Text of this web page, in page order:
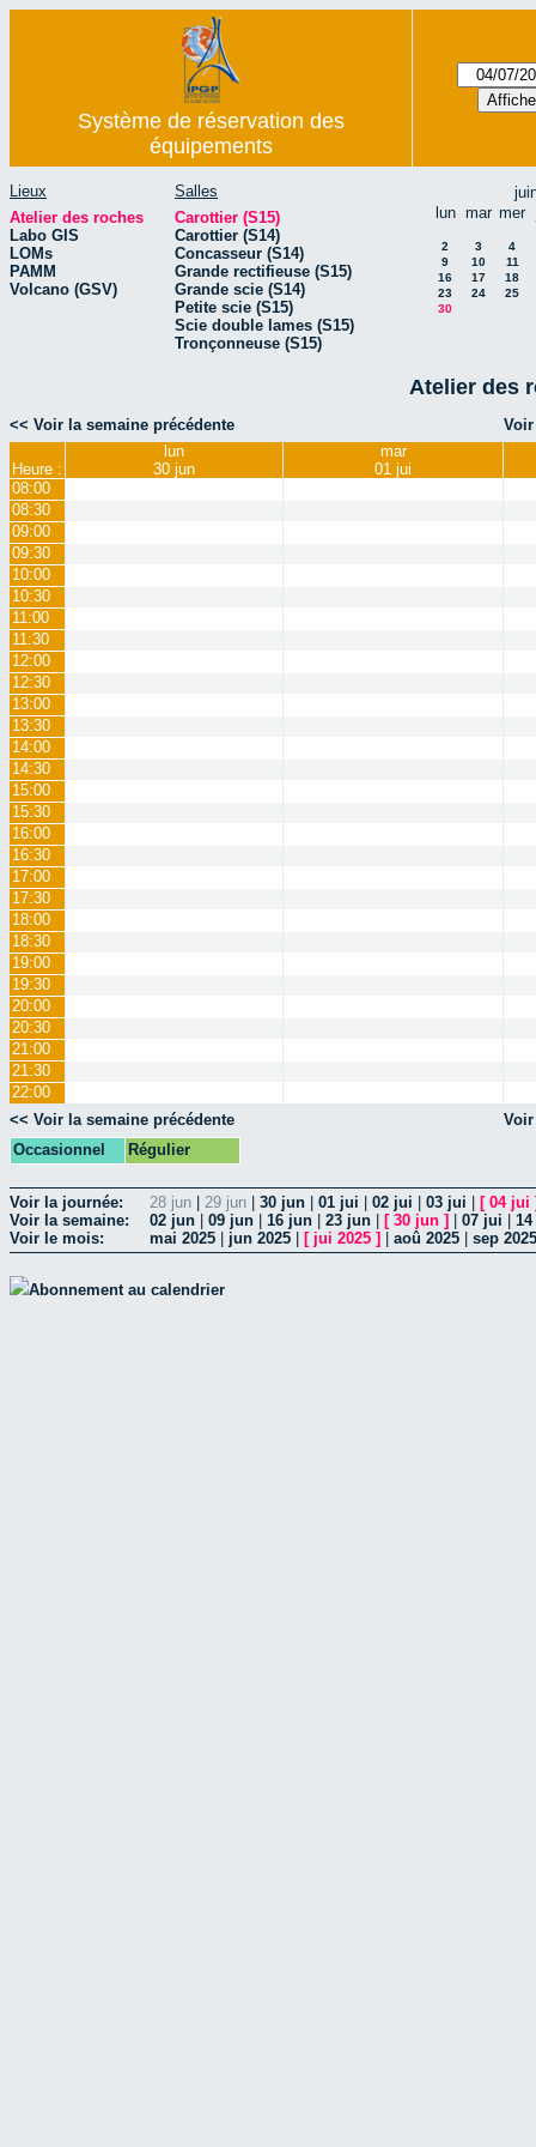
Système de réservation des
équipements
Lieux
Atelier des roches
Labo GIS
LOMs
PAMM
Volcano (GSV)
Salles
Carottier (S15)
Carottier (S14)
Concasseur (S14)
Grande rectifieuse (S15)
Grande scie (S14)
Petite scie (S15)
Scie double lames (S15)
Tronçonneuse (S15)
lun mar mer
2 3
4
9
10
11
16
17
18
23
24
25
30
Atelier des
<< Voir la semaine précédente
Heure :
lun
30 jun
mar
01 jui
08:00
08:30
09:00
09:30
10:00
10:30
11:00
11:30
12:00
12:30
13:00
13:30
14:00
14:30
15:00
15:30
16:00
16:30
17:00
17:30
18:00
18:30
19:00
19:30
20:00
20:30
21:00
21:30
22:00
<< Voir la semaine précédente
Occasionnel
Régulier
Voir la journée: 28 jun 29 jun 30 jun 01 jui 02 jui 03 jui [ 04 jui
Voir la semaine:
02 jun 09 jun 16 jun 23 jun [ 30 jun ] 07 jui
Voir le mois:
mai 2025 jun 2025 [ jui 2025 ] aoû 2025 sep 2025
Abonnement au calendrier